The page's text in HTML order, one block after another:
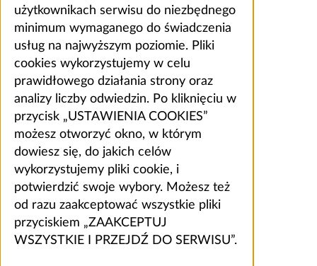
użytkownikach serwisu do niezbędnego
minimum wymaganego do świadczenia
usług na najwyższym poziomie. Pliki
cookies wykorzystujemy w celu
prawidłowego działania strony oraz
analizy liczby odwiedzin. Po kliknięciu w
przycisk „USTAWIENIA COOKIES”
możesz otworzyć okno, w którym
dowiesz się, do jakich celów
wykorzystujemy pliki cookie, i
potwierdzić swoje wybory. Możesz też
od razu zaakceptować wszystkie pliki
przyciskiem „ZAAKCEPTUJ
WSZYSTKIE I PRZEJDŹ DO SERWISU”.